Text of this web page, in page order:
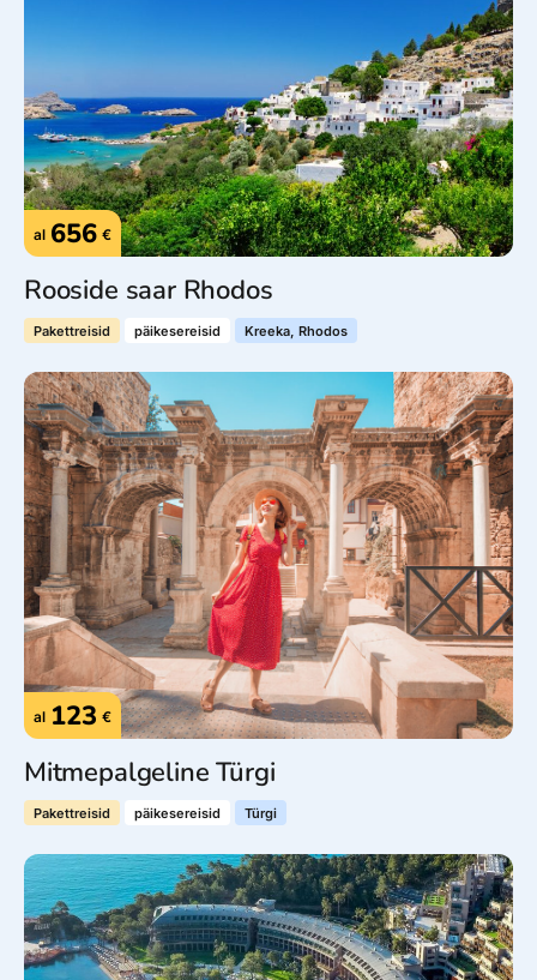
al 656 €
Rooside saar Rhodos
Pakettreisid päikesereisid Kreeka, Rhodos
al 123 €
Mitmepalgeline Türgi
Pakettreisid päikesereisid Türgi